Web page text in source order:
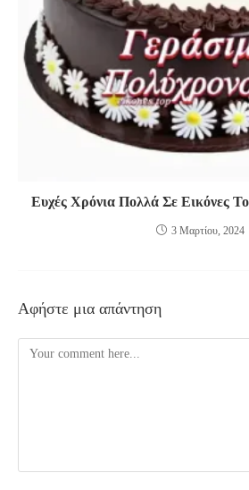
Ευχές Χρόνια Πολλά Σε Εικόνες
3 Μαρτίου, 2024
Αφήστε μια απάντηση
Comment